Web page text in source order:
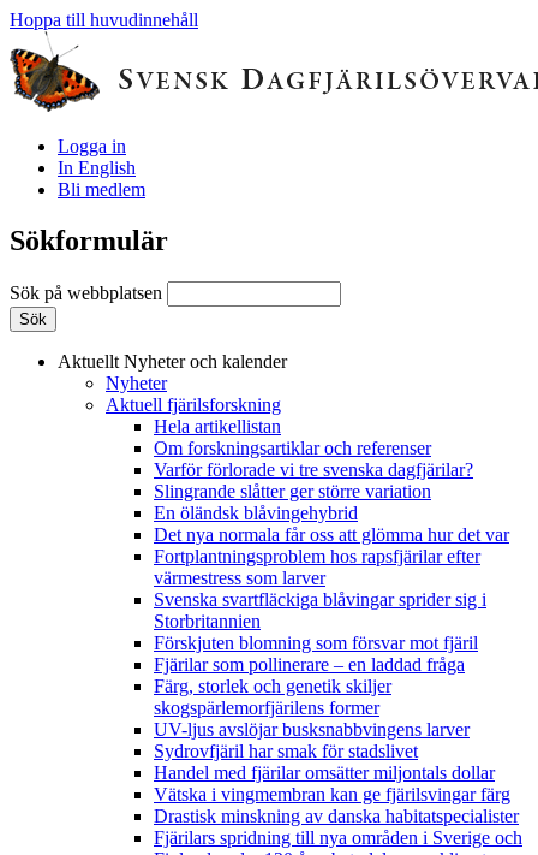
Hoppa till huvudinnehåll
Logga in
In English
Bli medlem
Sökformulär
Sök på webbplatsen
Aktuellt Nyheter och kalender
Nyheter
Aktuell fjärilsforskning
Hela artikellistan
Om forskningsartiklar och referenser
Varför förlorade vi tre svenska dagfjärilar?
Slingrande slåtter ger större variation
En öländsk blåvingehybrid
Det nya normala får oss att glömma hur det var
Fortplantningsproblem hos rapsfjärilar efter
värmestress som larver
Svenska svartfläckiga blåvingar sprider sig i
Storbritannien
Förskjuten blomning som försvar mot fjäril
Fjärilar som pollinerare – en laddad fråga
Färg, storlek och genetik skiljer
skogspärlemorfjärilens former
UV-ljus avslöjar busksnabbvingens larver
Sydrovfjäril har smak för stadslivet
Handel med fjärilar omsätter miljontals dollar
Vätska i vingmembran kan ge fjärilsvingar färg
Drastisk minskning av danska habitatspecialister
Fjärilars spridning till nya områden i Sverige och